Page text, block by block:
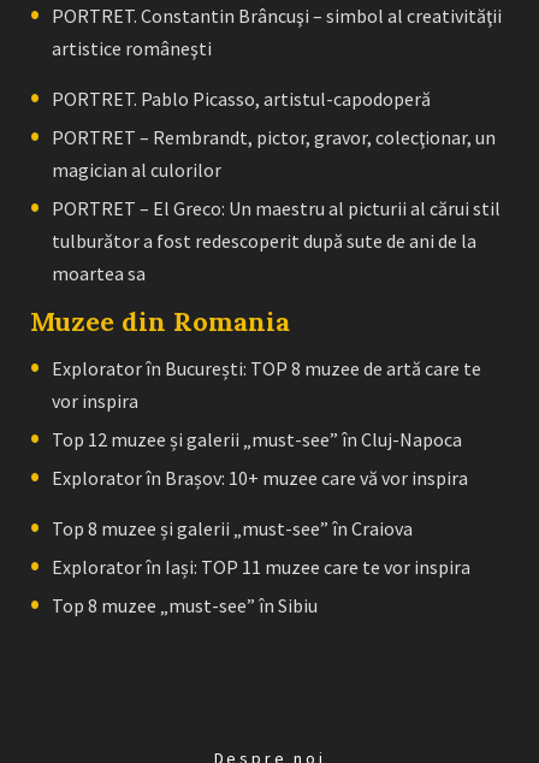
PORTRET. Constantin Brâncuşi – simbol al creativităţii
artistice româneşti
PORTRET. Pablo Picasso, artistul-capodoperă
PORTRET – Rembrandt, pictor, gravor, colecţionar, un
magician al culorilor
PORTRET – El Greco: Un maestru al picturii al cărui stil
tulburător a fost redescoperit după sute de ani de la
moartea sa
Muzee din Romania
Explorator în București: TOP 8 muzee de artă care te
vor inspira
Top 12 muzee și galerii „must-see” în Cluj-Napoca
Explorator în Brașov: 10+ muzee care vă vor inspira
Top 8 muzee și galerii „must-see” în Craiova
Explorator în Iași: TOP 11 muzee care te vor inspira
Top 8 muzee „must-see” în Sibiu
Despre noi